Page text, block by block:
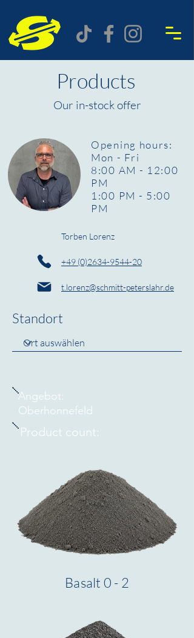
Our in-stock offer
Products
Opening hours:
Mon - Fri
8:00 AM - 12:00
PM
1:00 PM - 5:00
PM
Torben Lorenz
+49 (0)2634-9544-20
t.lorenz@schmitt-peterslahr.de
Standort
Angebot:
Oberhonnefeld
Product count:
Basalt 0 - 2